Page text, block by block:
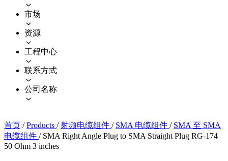
市场
资源
工程中心
联系方式
公司名称
首页 / Products / 射频电缆组件 / SMA 电缆组件 / SMA 至 SMA
电缆组件 / SMA Right Angle Plug to SMA Straight Plug RG-174
50 Ohm 3 inches